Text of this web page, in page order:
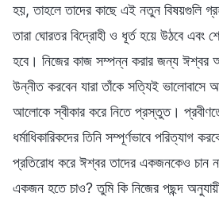
হয়, তাহলে তাদের কাছে এই নতুন বিষয়গুলি
তারা ঘোরতর বিদ্রোহী ও ধূর্ত হয়ে উঠবে এবং
হবে। নিজের কাজ সম্পন্ন করার জন্য ঈশ্বর
উন্নীত করবেন যারা তাঁকে সত্যিই ভালোবাসে
আলোকে স্বীকার করে নিতে প্রস্তুত।
ধর্মাধিকারিকদের তিনি সম্পূর্ণভাবে পরিত্যাগ
প্রতিরোধ করে ঈশ্বর তাদের একজনকেও চান
একজন হতে চাও? তুমি কি নিজের পছন্দ